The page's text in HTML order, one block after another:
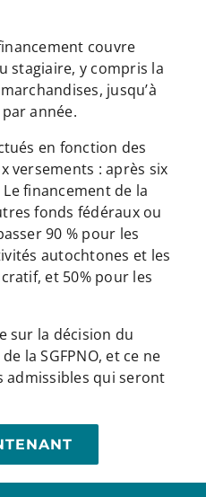
couvre
stagiaire, y compris la
jusqu’à
année.
en fonction des
versements : après six
financement de la
fonds fédéraux ou
90 % pour les
autochtones et les
et 50% pour les
sur la décision du
la SGFPNO, et ce ne
admissibles qui seront